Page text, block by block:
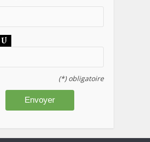
(*) obligatoire